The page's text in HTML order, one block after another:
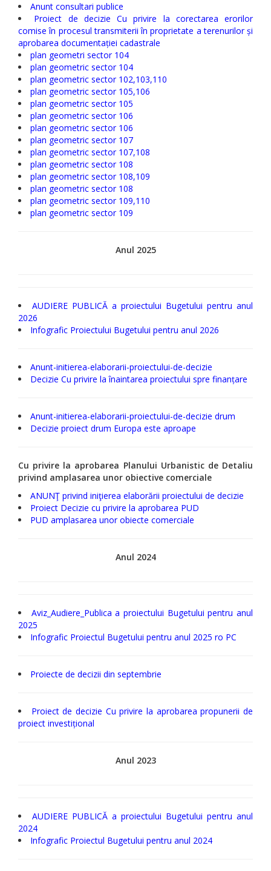
Anunt consultari publice
Proiect de decizie Cu privire la corectarea erorilor
comise în procesul transmiterii în proprietate a terenurilor și
aprobarea documentației cadastrale
plan geometri sector 104
plan geometric sector 104
plan geometric sector 102,103,110
plan geometric sector 105,106
plan geometric sector 105
plan geometric sector 106
plan geometric sector 106
plan geometric sector 107
plan geometric sector 107,108
plan geometric sector 108
plan geometric sector 108,109
plan geometric sector 108
plan geometric sector 109,110
plan geometric sector 109
Anul 2025
AUDIERE PUBLICĂ a proiectului Bugetului pentru anul
2026
Infografic Proiectului Bugetului pentru anul 2026
Anunt-initierea-elaborarii-proiectului-de-decizie
Decizie Cu privire la înaintarea proiectului spre finanțare
Anunt-initierea-elaborarii-proiectului-de-decizie drum
Decizie proiect drum Europa este aproape
Cu privire la aprobarea Planului Urbanistic de Detaliu
privind amplasarea unor obiective comerciale
ANUNŢ privind iniţierea elaborării proiectului de decizie
Proiect Decizie cu privire la aprobarea PUD
PUD amplasarea unor obiecte comerciale
Anul 2024
Aviz_Audiere_Publica a proiectului Bugetului pentru anul
2025
Infografic Proiectul Bugetului pentru anul 2025 ro PC
Proiecte de decizii din septembrie
Proiect de decizie Cu privire la aprobarea propunerii de
proiect investițional
Anul 2023
AUDIERE PUBLICĂ a proiectului Bugetului pentru anul
2024
Infografic Proiectul Bugetului pentru anul 2024